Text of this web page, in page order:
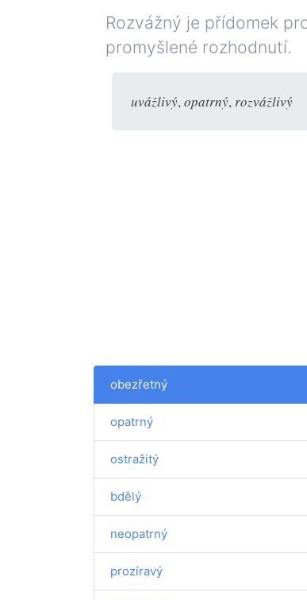
Rozvážný je přídomek
promyšlené rozhodnutí.
uvážlivý, opatrný, rozvážlivý
obezřetný
opatrný
ostražitý
bdělý
neopatrný
prozíravý